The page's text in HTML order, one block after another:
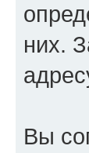
них.
Вы